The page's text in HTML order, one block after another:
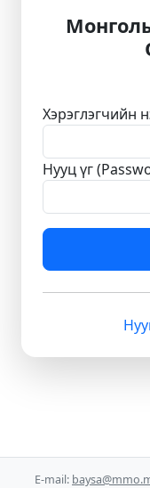
Хэрэглэгчийн
Нууц үг
E-mail: